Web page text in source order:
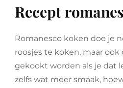
Recept
Romanesco koken doe je
roosjes te koken, maar
gekookt worden als je dat
zelfs wat meer smaak,